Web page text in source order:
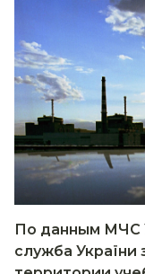
По данным МЧС
служба України